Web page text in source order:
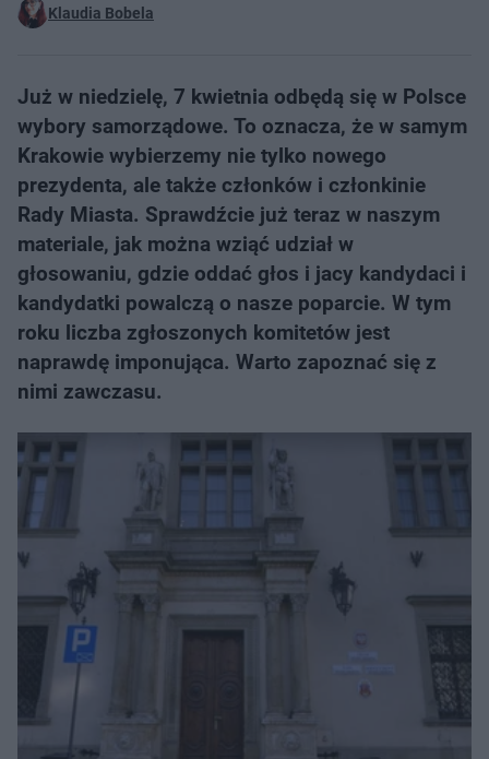
Klaudia Bobela
Już w niedzielę, 7 kwietnia odbędą się w Polsce
wybory samorządowe. To oznacza, że w samym
Krakowie wybierzemy nie tylko nowego
prezydenta, ale także członków i członkinie
Rady Miasta. Sprawdźcie już teraz w naszym
materiale, jak można wziąć udział w
głosowaniu, gdzie oddać głos i jacy kandydaci i
kandydatki powalczą o nasze poparcie. W tym
roku liczba zgłoszonych komitetów jest
naprawdę imponująca. Warto zapoznać się z
nimi zawczasu.